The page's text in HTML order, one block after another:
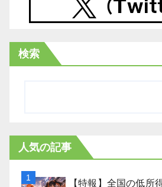
検索
人気の記事
【特報】全国の低所